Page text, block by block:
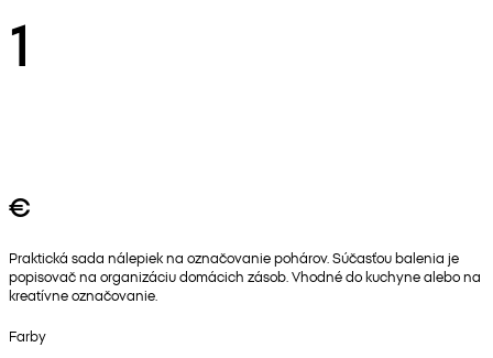
1
€
Praktická sada nálepiek na označovanie pohárov. Súčasťou balenia je
popisovač na organizáciu domácich zásob. Vhodné do kuchyne alebo na
kreatívne označovanie.
Farby